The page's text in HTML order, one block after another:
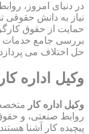
در دنیای امروز،
نیاز به دانش
حمایت از حقوق
بررسی جامع خدمات
حل اختلاف می
وکیل اداره
وکیل اداره کار
روابط صنعتی، و
پیچیده کار آشنا